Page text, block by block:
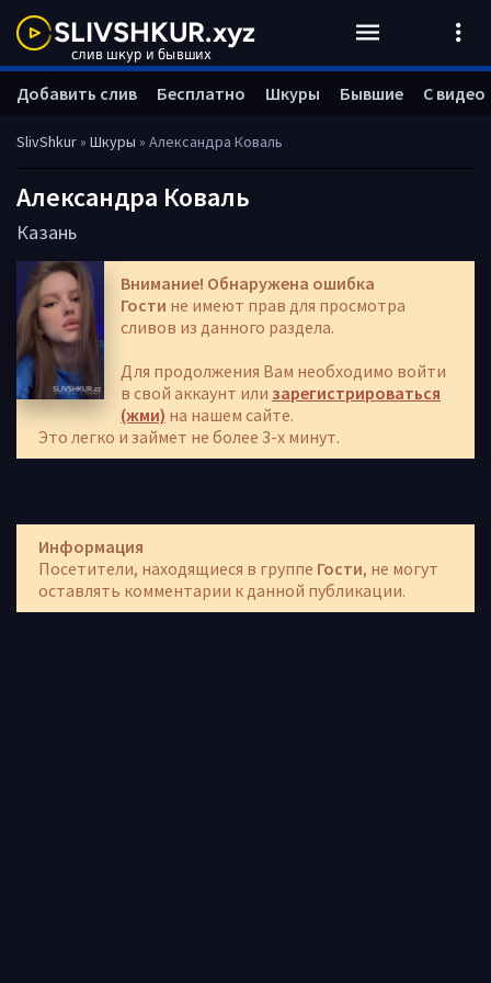
SlivShkur» Шкуры » Александра Коваль
Александра Коваль
Казань
Внимание! Обнаружена ошибка
Гости не имеют прав для просмотра
сливов из данного раздела.
Для продолжения Вам необходимо войти
в свой аккаунт или зарегистрироваться
(жми) на нашем сайте.
Это легко и займет не более 3-х минут.
Информация
Посетители, находящиеся в группе Гости, не могут
оставлять комментарии к данной публикации.
Добавить слив Бесплатно Шкуры Бывшие С видео